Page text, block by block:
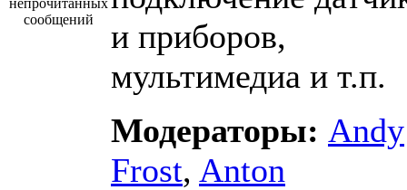
и приборов,
мультимедиа и т.п.
Модераторы: Andy
Frost, Anton